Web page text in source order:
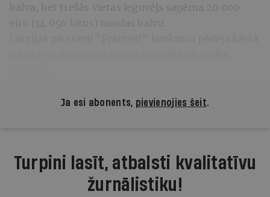
balva, bet trešās vietas ieguvējs saņēma 20 000
Ja esi abonents, pievienojies šeit.
Turpini lasīt, atbalsti kvalitatīvu
žurnālistiku!